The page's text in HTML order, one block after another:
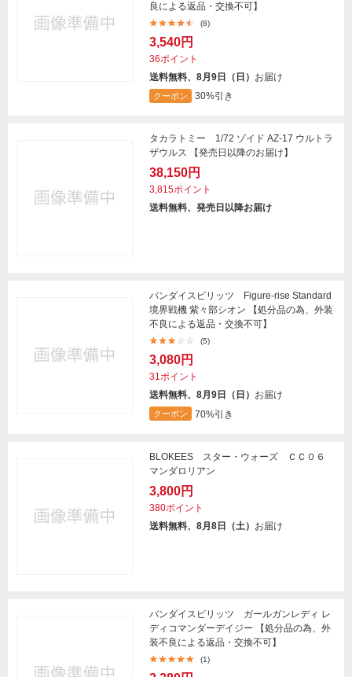
良による返品・交換不可】
(8)
3,540円
36ポイント
送料無料、8月9日（日） お届け
クーポン 30%引き
タカラトミー 1/72 ゾイド AZ-17 ウルトラ
ザウルス 【発売日以降のお届け】
38,150円
3,815ポイント
送料無料、発売日以降お届け
バンダイスピリッツ Figure-rise Standard
境界戦機 紫々部シオン 【処分品の為、外装
不良による返品・交換不可】
(5)
3,080円
31ポイント
送料無料、8月9日（日） お届け
クーポン 70%引き
BLOKEES スター・ウォーズ ＣＣ０６
マンダロリアン
3,800円
380ポイント
送料無料、8月8日（土） お届け
バンダイスピリッツ ガールガンレディ レ
ディコマンダーデイジー 【処分品の為、外
装不良による返品・交換不可】
(1)